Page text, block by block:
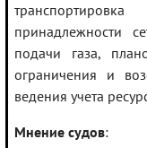
принадлежности
подачи газа,
ограничения и
ведения учета
Мнение судов: